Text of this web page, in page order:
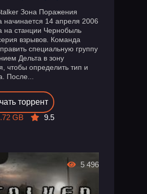
Зона Поражения
начинается 14 апреля 2006
на станции Чернобыль
взрывов. Команда
специальную группу
Дельта в зону
чтобы определить тип и
После...
торрент
GB
9.5
5 496